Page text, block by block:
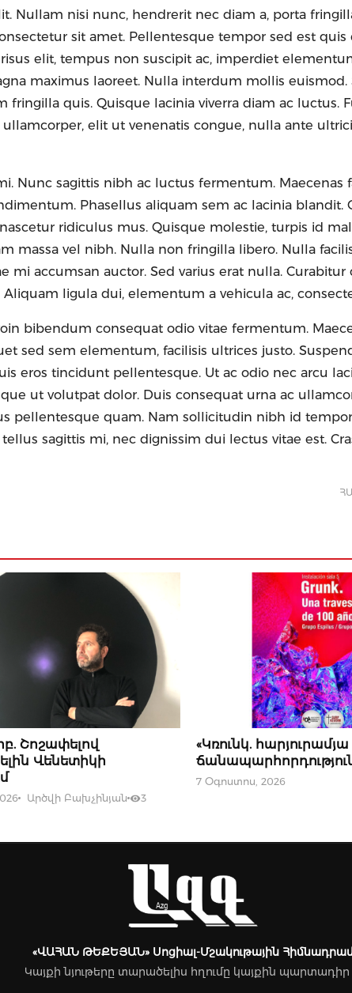
Nullam nisi nunc, hendrerit nec diam a, porta
sit amet. Pellentesque tempor sed est quis
elit, tempus non suscipit ac, imperdiet
maximus laoreet. Nulla interdum mollis euismod.
quis. Quisque lacinia viverra diam ac luctus.
elit ut venenatis congue, nulla ante
Nunc sagittis nibh ac luctus fermentum. Maecenas
Phasellus aliquam sem ac lacinia blandit.
ridiculus mus. Quisque molestie, turpis id
massa vel nibh. Nulla non fringilla libero. Nulla
mi accumsan auctor. Sed varius erat nulla. Curabitur
ligula dui, elementum a vehicula ac,
bibendum consequat odio vitae fermentum.
sed sem elementum, facilisis ultrices justo.
eros tincidunt pellentesque. Ut ac odio nec arcu
ut volutpat dolor. Duis consequat urna ac
pellentesque quam. Nam sollicitudin nibh id
sagittis mi, nec dignissim dui lectus vitae est.
Շոշափելով
Վենետիկի
Արծվի Բախչինյան 3
07 ՕԳՈՍՏՈՍԻ, 2026
«Կռունկ. հարյուրամյա
7 Օգոստոս, 2026
«ՎԱՀԱՆ ԹԵՔԵՅԱՆ» Սոցիալ-Մշակութային
Կայքի նյութերը տարածելիս հղումը կայքին պարտադիր